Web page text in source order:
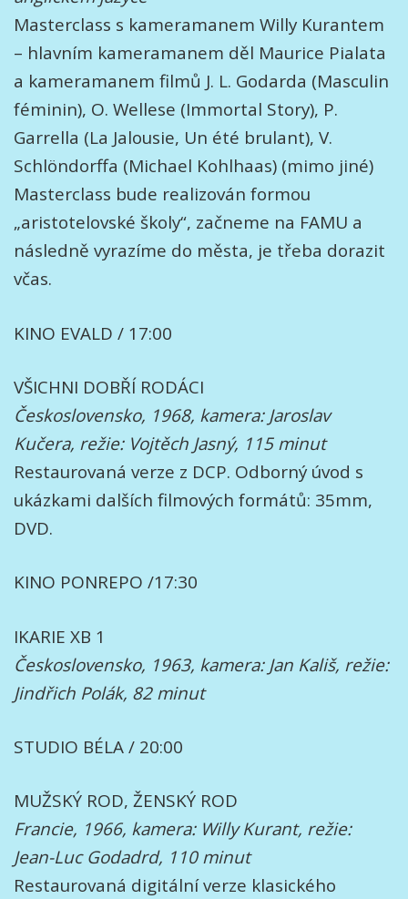
Masterclass s kameramanem Willy Kurantem
– hlavním kameramanem děl Maurice Pialata
a kameramanem filmů J. L. Godarda (Masculin
féminin), O. Wellese (Immortal Story), P.
Garrella (La Jalousie, Un été brulant), V.
Schlöndorffa (Michael Kohlhaas) (mimo jiné)
Masterclass bude realizován formou
„aristotelovské školy“, začneme na FAMU a
následně vyrazíme do města, je třeba dorazit
včas.
KINO EVALD / 17:00
VŠICHNI DOBŘÍ RODÁCI
Československo, 1968, kamera: Jaroslav
Kučera, režie: Vojtěch Jasný, 115 minut
Restaurovaná verze z DCP. Odborný úvod s
ukázkami dalších filmových formátů: 35mm,
DVD.
KINO PONREPO /17:30
IKARIE XB 1
Československo, 1963, kamera: Jan Kališ, režie:
Jindřich Polák, 82 minut
STUDIO BÉLA / 20:00
MUŽSKÝ ROD, ŽENSKÝ ROD
Francie, 1966, kamera: Willy Kurant, režie:
Jean-Luc Godadrd, 110 minut
Restaurovaná digitální verze klasického